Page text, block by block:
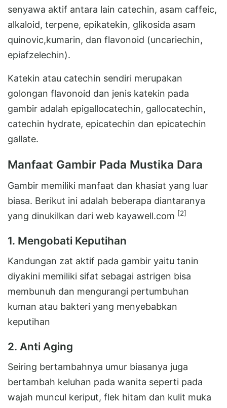
senyawa aktif antara lain catechin, asam caffeic,
alkaloid, terpene, epikatekin, glikosida asam
quinovic,kumarin, dan flavonoid (uncariechin,
epiafzelechin).
Katekin atau catechin sendiri merupakan
golongan flavonoid dan jenis katekin pada
gambir adalah epigallocatechin, gallocatechin,
catechin hydrate, epicatechin dan epicatechin
gallate.
Manfaat Gambir Pada Mustika Dara
Gambir memiliki manfaat dan khasiat yang luar
biasa. Berikut ini adalah beberapa diantaranya
yang dinukilkan dari web kayawell.com [2]
1. Mengobati Keputihan
Kandungan zat aktif pada gambir yaitu tanin
diyakini memiliki sifat sebagai astrigen bisa
membunuh dan mengurangi pertumbuhan
kuman atau bakteri yang menyebabkan
keputihan
2. Anti Aging
Seiring bertambahnya umur biasanya juga
bertambah keluhan pada wanita seperti pada
wajah muncul keriput, flek hitam dan kulit muka